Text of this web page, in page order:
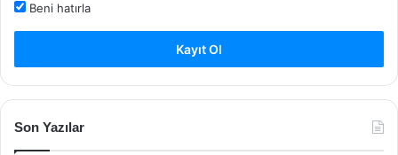
Beni hatırla
Kayıt Ol
Son Yazılar